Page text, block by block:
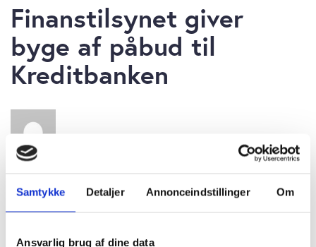
Samtykke Detaljer Annonceindstillinger Om
Ansvarlig brug af dine data
Finanstilsynet giver
byge af påbud til
Kreditbanken
onsdag 04. oktober 2023 kl. 10:30